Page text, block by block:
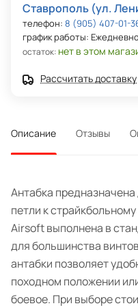
Ставрополь (ул.
телефон: 8 (905) 407-01-
график работы:
остаток: нет в этом
Рассчитать доставку
Описание Отзывы
Антабка
петли к
Airsoft выполнена в
для большинства
антабки позволяет
походном положении
боевое. При выборе